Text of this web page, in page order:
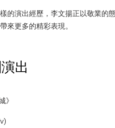
的演出經歷，李文揚正以敬業的
來更多的精彩表現。
出
》